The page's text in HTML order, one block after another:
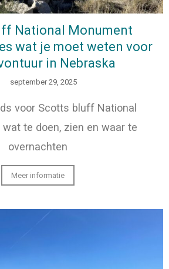
National Monument
wat je moet weten voor
in Nebraska
september 29, 2025
voor Scotts bluff National
te doen, zien en waar te
overnachten
Meer informatie